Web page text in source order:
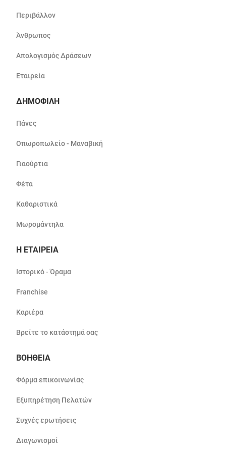
Περιβάλλον
Άνθρωπος
Απολογισμός Δράσεων
Εταιρεία
ΔΗΜΟΦΙΛΗ
Πάνες
Οπωροπωλείο - Μαναβική
Γιαούρτια
Φέτα
Καθαριστικά
Μωρομάντηλα
Η ΕΤΑΙΡΕΙΑ
Ιστορικό - Όραμα
Franchise
Καριέρα
Βρείτε το κατάστημά σας
ΒΟΗΘΕΙΑ
Φόρμα επικοινωνίας
Εξυπηρέτηση Πελατών
Συχνές ερωτήσεις
Διαγωνισμοί